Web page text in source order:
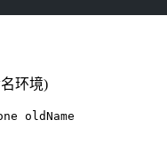
环境)
oldName